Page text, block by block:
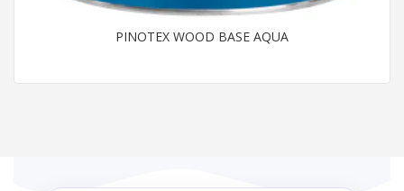
PINOTEX WOOD BASE AQUA